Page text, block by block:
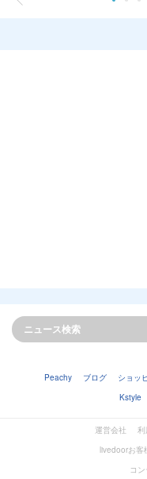
Peachy ブログ ショッ
Kstyle
運営会社 利
livedoorお客
コ